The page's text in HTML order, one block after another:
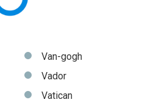
Van-gogh
Vador
Vatican